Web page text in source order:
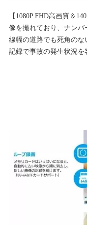
【1080P FHD高画質＆
像を撮れており、ナンバ
線幅の道路でも死角の
記録で事故の発生状況を